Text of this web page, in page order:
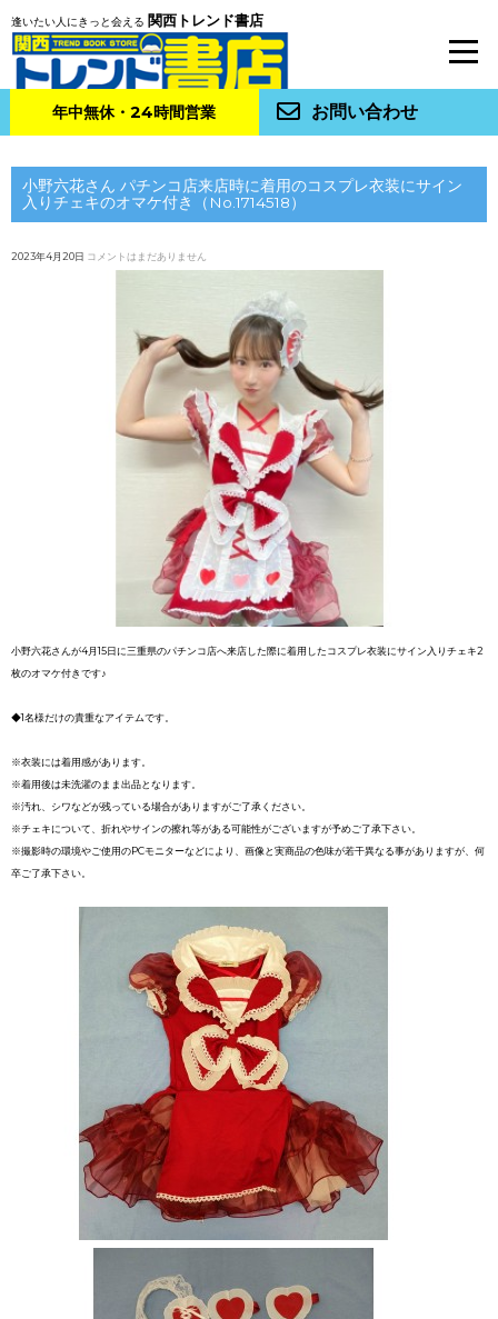
逢いたい人にきっと会える 関西トレンド書店
年中無休・24時間営業 お問い合わせ
小野六花さん パチンコ店来店時に着用のコスプレ衣装にサイン
入りチェキのオマケ付き（No.1714518）
2023年4月20日 コメントはまだありません
小野六花さんが4月15日に三重県のパチンコ店へ来店した際に着用したコスプレ衣装にサイン入りチェキ2
枚のオマケ付きです♪
◆1名様だけの貴重なアイテムです。
※衣装には着用感があります。
※着用後は未洗濯のまま出品となります。
※汚れ、シワなどが残っている場合がありますがご了承ください。
※チェキについて、折れやサインの擦れ等がある可能性がございますが予めご了承下さい。
※撮影時の環境やご使用のPCモニターなどにより、画像と実商品の色味が若干異なる事がありますが、何
卒ご了承下さい。